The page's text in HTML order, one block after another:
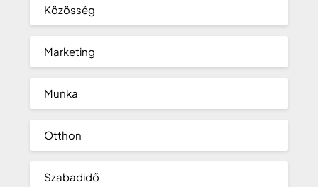
Közösség
Marketing
Munka
Otthon
Szabadidő